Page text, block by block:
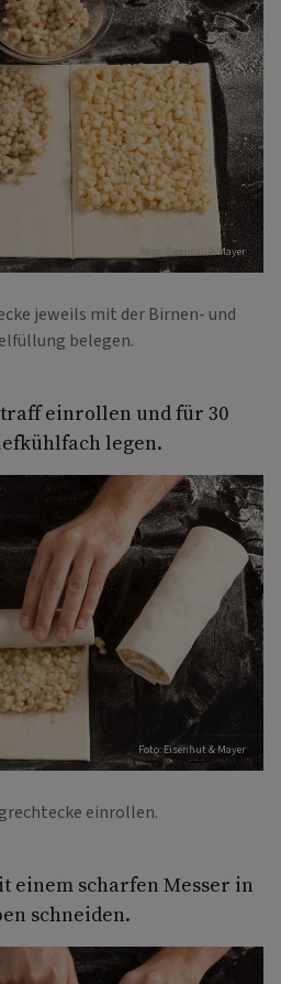
Foto: Eisenhut & Mayer
jeweils mit der Birnen- und
belegen.
einrollen und für 30
legen.
Foto: Eisenhut & Mayer
einrollen.
einem scharfen Messer in
schneiden.